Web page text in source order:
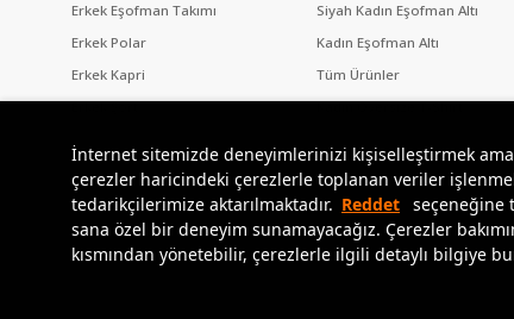
İnternet sitemizde deneyimlerinizi kişiselleştirmek
çerezler haricindeki çerezlerle toplanan veriler
tedarikçilerimize aktarılmaktadır. Reddet seçeneğine
sana özel bir deneyim sunamayacağız. Çerezler
kısmından yönetebilir, çerezlerle ilgili detaylı bilgiye
Erkek Eşofman Takımı
Erkek Polar
Erkek Kapri
Erkek Şort
Siyah Kadın Eşofman Altı
Kadın Eşofman Altı
Tüm Ürünler
Kadın Oversize T-Shirt
Copyright © 2024Tommylife.com.trtüm hakları saklıdır.